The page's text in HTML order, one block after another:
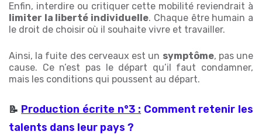
Enfin, interdire ou critiquer cette mobilité reviendrait à
limiter la liberté individuelle. Chaque être humain a
le droit de choisir où il souhaite vivre et travailler.
Ainsi, la fuite des cerveaux est un symptôme, pas une
cause. Ce n’est pas le départ qu’il faut condamner,
mais les conditions qui poussent au départ.
📝 Production écrite n°3 : Comment retenir les
talents dans leur pays ?